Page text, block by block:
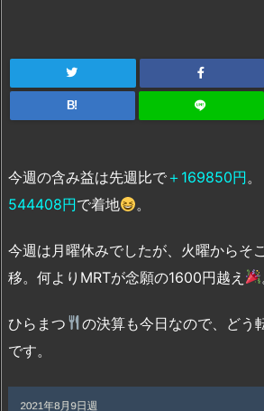
B!
今週の含み益は先週比で ＋169850円
544408円で着地 。
今週は月曜休みでしたが、火曜からそ
移。何よりMRTが念願の1600円越え
ひらまつ
の決算も今日なので、どう
です。